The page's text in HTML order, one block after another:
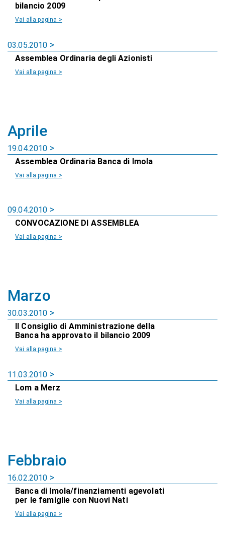
bilancio 2009
Vai alla pagina >
03.05.2010
Assemblea Ordinaria degli Azionisti
Vai alla pagina >
Aprile
19.04.2010
Assemblea Ordinaria Banca di Imola
Vai alla pagina >
09.04.2010
CONVOCAZIONE DI ASSEMBLEA
Vai alla pagina >
Marzo
30.03.2010
Il Consiglio di Amministrazione della
Banca ha approvato il bilancio 2009
Vai alla pagina >
11.03.2010
Lom a Merz
Vai alla pagina >
Febbraio
16.02.2010
Banca di Imola/finanziamenti agevolati
per le famiglie con Nuovi Nati
Vai alla pagina >